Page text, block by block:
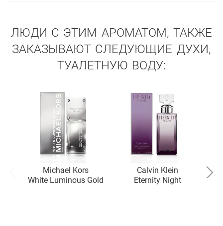
ЛЮДИ С ЭТИМ АРОМАТОМ, ТАКЖЕ
ЗАКАЗЫВАЮТ СЛЕДУЮЩИЕ ДУХИ,
ТУАЛЕТНУЮ ВОДУ:
Michael Kors
White Luminous Gold
Calvin Klein
Eternity Night